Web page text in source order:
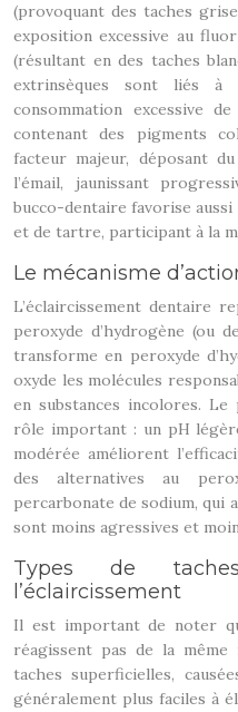
(provoquant des taches
exposition excessive au
(résultant en des taches
extrinsèques sont liés à
consommation excessive
contenant des pigments
facteur majeur, déposant
l’émail, jaunissant
bucco-dentaire favorise aussi
et de tartre, participant à la
Le mécanisme
L’éclaircissement dentaire
peroxyde d’hydrogène (ou
transforme en peroxyde
oxyde les molécules
en substances incolores.
rôle important : un pH
modérée améliorent
des alternatives au
percarbonate de sodium, qui
sont moins agressives et
Types de
l’éclaircissement
Il est important de noter
réagissent pas de la même
taches superficielles,
généralement plus faciles à